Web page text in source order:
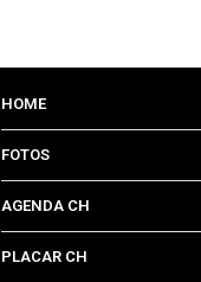
HOME
FOTOS
AGENDA CH
PLACAR CH